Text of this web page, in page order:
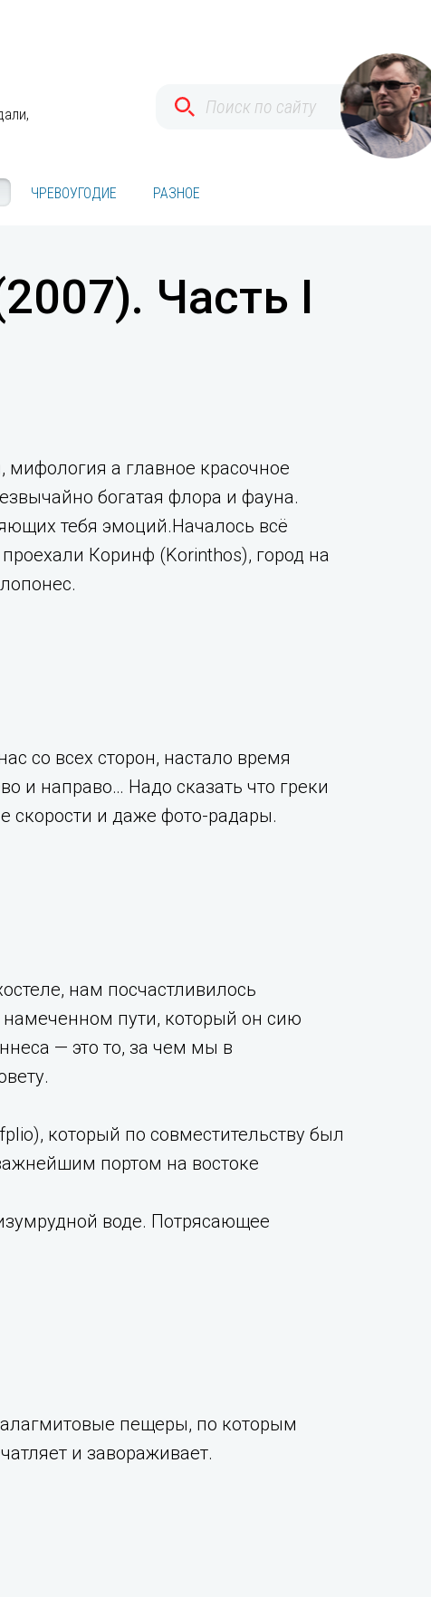
ЧРЕВОУГОДИЕ РАЗНОЕ
Часть I
мифология а главное красочное
богатая флора и фауна.
тебя эмоций.Началось всё
Коринф (Korinthos), город на
со всех сторон, настало время
и направо… Надо сказать что греки
скорости и даже фото-радары.
нам посчастливилось
пути, который он сию
— это то, за чем мы в
который по совместительству был
портом на востоке
воде. Потрясающее
пещеры, по которым
и завораживает.